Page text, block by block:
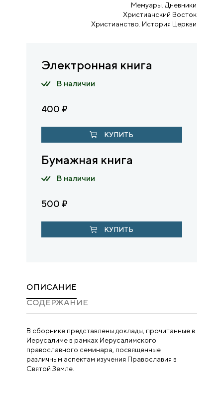
Мемуары. Дневники
Христианский Восток
Христианство. История Церкви
Электронная книга
В наличии
400 ₽
КУПИТЬ
Бумажная книга
В наличии
500 ₽
КУПИТЬ
ОПИСАНИЕ
CОДЕРЖАНИЕ
В сборнике представлены доклады, прочитанные в
Иерусалиме в рамках Иерусалимского
православного семинара, посвященные
различным аспектам изучения Православия в
Святой Земле.